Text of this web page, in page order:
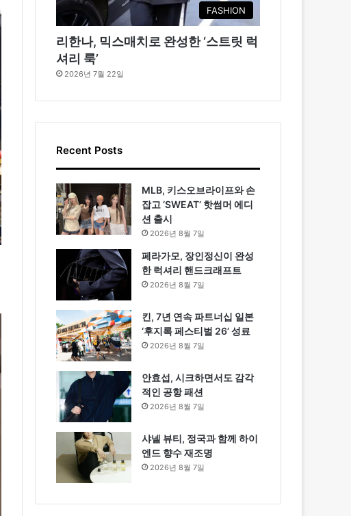
FASHION
리한나, 믹스매치로 완성한 ‘스트릿 럭
셔리 룩’
2026년 7월 22일
Recent Posts
MLB, 키스오브라이프와 손
잡고 ‘SWEAT’ 핫썸머 에디
션 출시
2026년 8월 7일
페라가모, 장인정신이 완성
한 럭셔리 핸드크래프트
2026년 8월 7일
킨, 7년 연속 파트너십 일본
‘후지록 페스티벌 26’ 성료
2026년 8월 7일
안효섭, 시크하면서도 감각
적인 공항 패션
2026년 8월 7일
샤넬 뷰티, 정국과 함께 하이
엔드 향수 재조명
2026년 8월 7일